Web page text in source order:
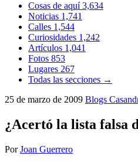
Cosas de aquí3,634
Noticias 1,741
Calles 1,544
Curiosidades 1,242
Artículos 1,041
Fotos 853
Lugares 267
Todas las secciones →
25 de marzo de 2009 Blogs
¿Acertó la lista falsa
PorJoan Guerrero